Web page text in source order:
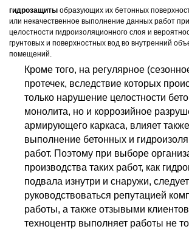
гидрозащиты образующих их бетонных
или некачественное выполнение данных работ
целостности гидроизоляционного слоя и
грунтовых и поверхностных вод во внутренний
помещений.
Кроме того, на регулярное
протечек, вследствие которых
только нарушение целостности
монолита, но и коррозийное
армирующего каркаса, влияет
выполнение бетонных и
работ. Поэтому при выборе
производства таких работ, как
подвала изнутри и снаружи, следует
руководствоваться репутацией
работы, а также отзывыми
техноцентр выполняет работы не